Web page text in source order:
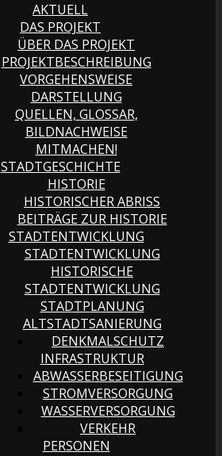
AKTUELL
DAS PROJEKT
ÜBER DAS PROJEKT
PROJEKTBESCHREIBUNG
VORGEHENSWEISE
DARSTELLUNG
QUELLEN, GLOSSAR,
BILDNACHWEISE
MITMACHEN!
STADTGESCHICHTE
HISTORIE
HISTORISCHER ABRISS
BEITRÄGE ZUR HISTORIE
STADTENTWICKLUNG
STADTENTWICKLUNG
HISTORISCHE
STADTENTWICKLUNG
STADTPLANUNG
ALTSTADTSANIERUNG
DENKMALSCHUTZ
INFRASTRUKTUR
ABWASSERBESEITIGUNG
STROMVERSORGUNG
WASSERVERSORGUNG
VERKEHR
PERSONEN